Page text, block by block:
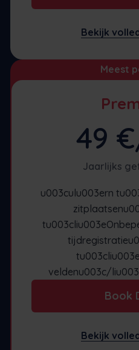
Bekijk
Meest
49
Jaarlijks
u003culu003ern
veldenu003c/
Book
Bekijk